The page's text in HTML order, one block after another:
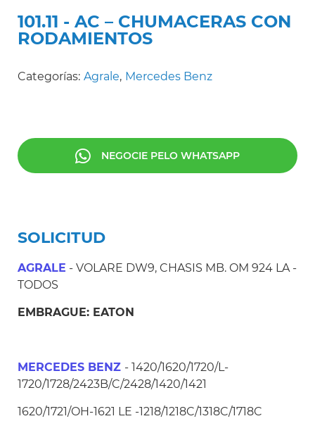
101.11 - AC – CHUMACERAS CON
RODAMIENTOS
Categorías: Agrale, Mercedes Benz
NEGOCIE PELO WHATSAPP
SOLICITUD
AGRALE - VOLARE DW9, CHASIS MB. OM 924 LA -
TODOS
EMBRAGUE: EATON
MERCEDES BENZ - 1420/1620/1720/L-
1720/1728/2423B/C/2428/1420/1421
1620/1721/OH-1621 LE -1218/1218C/1318C/1718C